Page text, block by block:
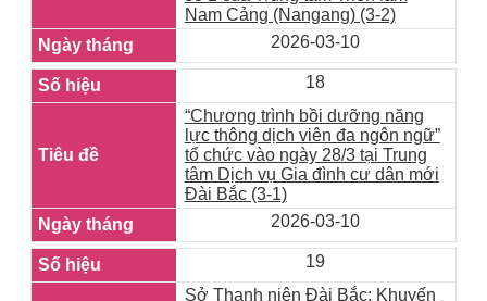
Nam Cảng (Nangang) (3-2)
2026-03-10
18
“Chương trình bồi dưỡng năng
lực thông dịch viên đa ngôn ngữ”
tổ chức vào ngày 28/3 tại Trung
tâm Dịch vụ Gia đình cư dân mới
Đài Bắc (3-1)
2026-03-10
19
Sở Thanh niên Đài Bắc: Khuyến